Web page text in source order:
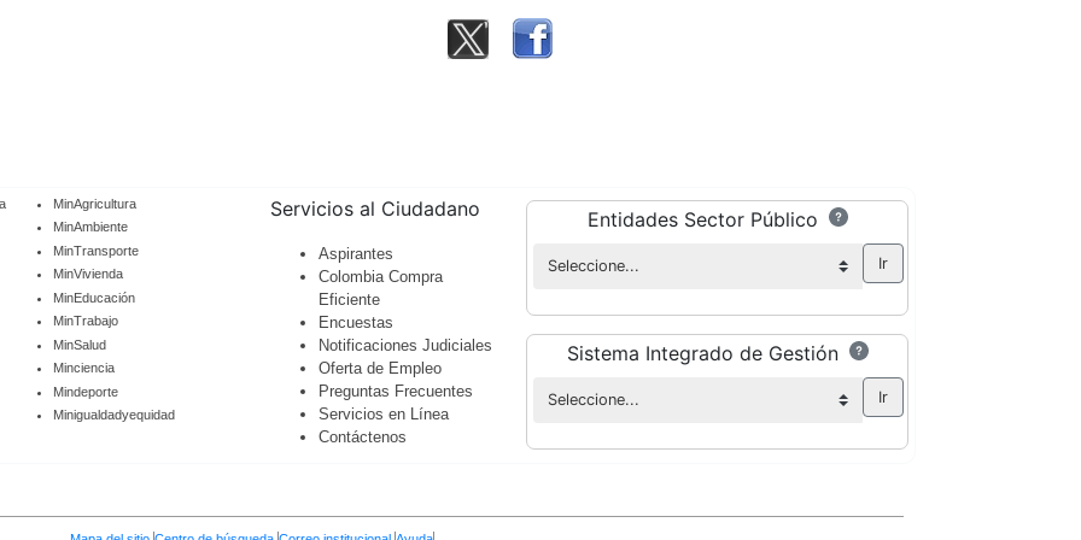
MinAgricultura
MinAmbiente
MinTransporte
MinVivienda
MinEducación
MinTrabajo
MinSalud
Minciencia
Mindeporte
Minigualdadyequidad
Servicios al Ciudadano
Aspirantes
Colombia Compra
Eficiente
Encuestas
Notificaciones Judiciales
Oferta de Empleo
Preguntas Frecuentes
Servicios en Línea
Contáctenos
Entidades Sector Público
Sistema Integrado de Gestión